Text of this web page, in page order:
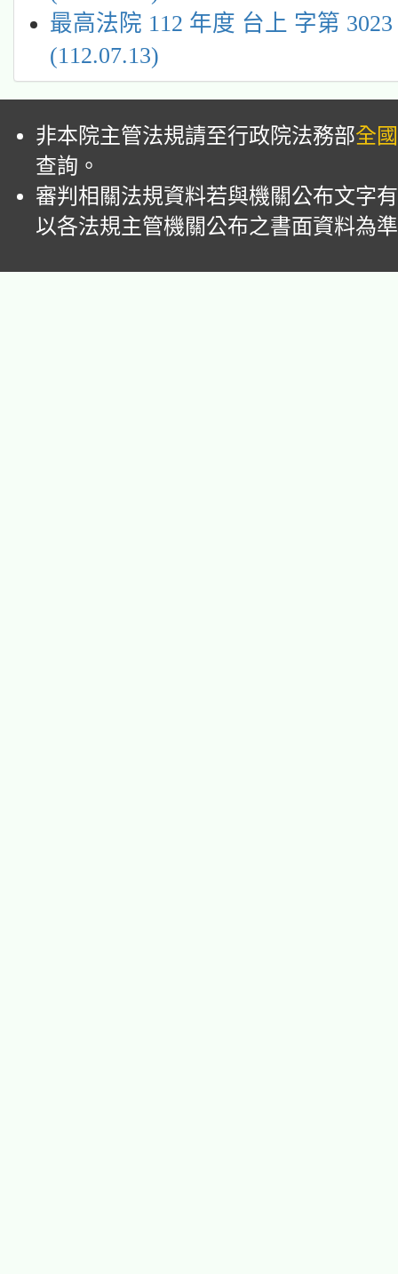
最高法院 112 年度 台上 字第
(112.07.13)
非本院主管法規請至行政院法務部全
查詢。
審判相關法規資料若與機關公布文字
以各法規主管機關公布之書面資料為